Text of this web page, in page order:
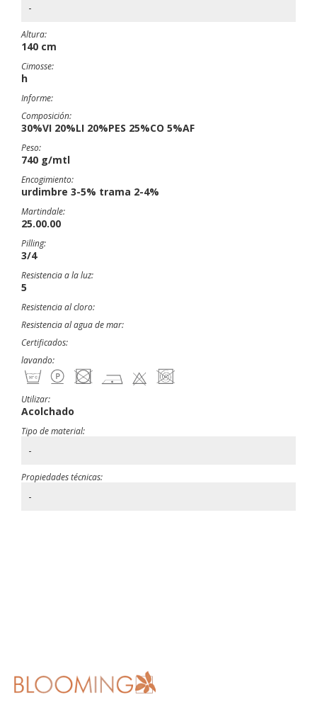
-
Altura:
140 cm
Cimosse:
h
Informe:
Composición:
30%VI 20%LI 20%PES 25%CO 5%AF
Peso:
740 g/mtl
Encogimiento:
urdimbre 3-5% trama 2-4%
Martindale:
25.00.00
Pilling:
3/4
Resistencia a la luz:
5
Resistencia al cloro:
Resistencia al agua de mar:
Certificados:
lavando:
Utilizar:
Acolchado
Tipo de material:
-
Propiedades técnicas:
-